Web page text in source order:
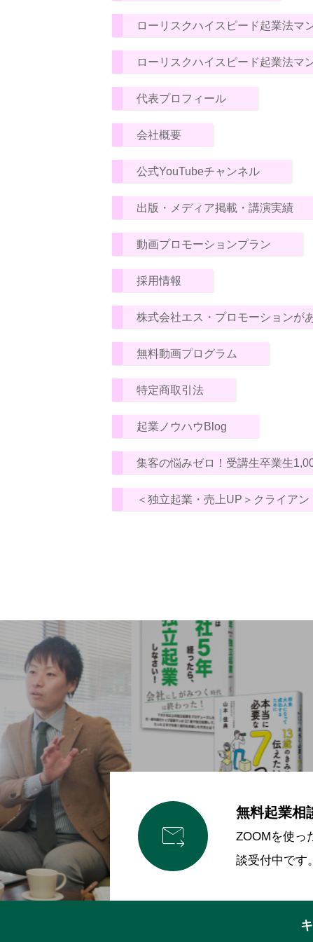
ローリスクハイスピード起業法マ
ローリスクハイスピード起業法マ
代表プロフィール
会社概要
公式YouTubeチャンネル
出版・メディア掲載・講演実績
動画プロモーションプラン
採用情報
株式会社エス・プロモーションが
無料動画プログラム
特定商取引法
起業ノウハウBlog
集客の悩みゼロ！受講生卒業生
＜独立起業・売上UP＞クライア

無料起業相
ZOOMを使っ
談受付中です。